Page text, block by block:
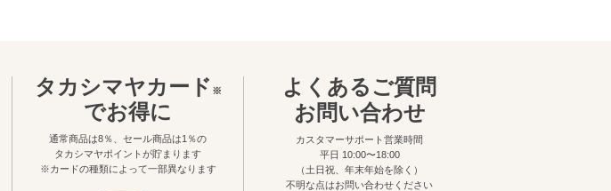
タカシマヤカード ※
でお得に
通常商品は8％、セール商品は1％の
タカシマヤポイントが貯まります
※カードの種類によって一部異なります
よくあるご質問
お問い合わせ
カスタマーサポート営業時間
平日 10:00〜18:00
（土日祝、年末年始を除く）
不明な点はお問い合わせください